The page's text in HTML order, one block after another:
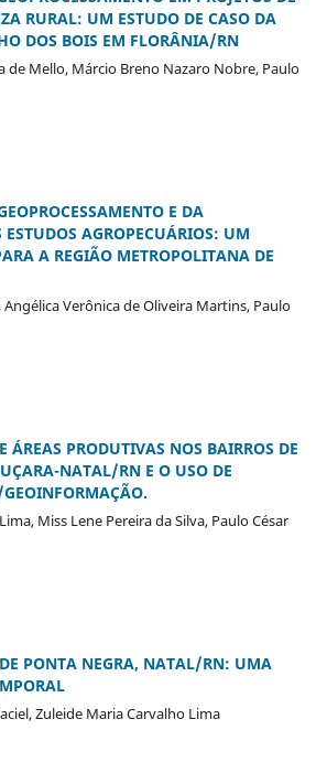
RURAL: UM ESTUDO DE CASO DA
DOS BOIS EM FLORÂNIA/RN
de Mello, Márcio Breno Nazaro Nobre, Paulo
E DA
AGROPECUÁRIOS: UM
A REGIÃO METROPOLITANA DE
Angélica Verônica de Oliveira Martins, Paulo
ÁREAS PRODUTIVAS NOS BAIRROS DE
NATAL/RN E O USO DE
Miss Lene Pereira da Silva, Paulo César
PONTA NEGRA, NATAL/RN: UMA
Zuleide Maria Carvalho Lima